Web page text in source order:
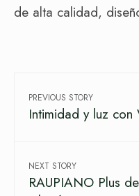
de alta calidad,
PREVIOUS STORY
Intimidad y luz
NEXT STORY
RAUPIANO Plus